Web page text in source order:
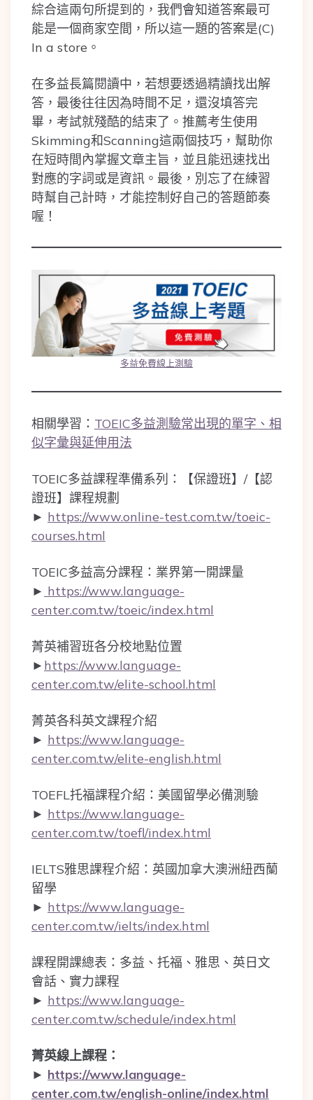
綜合這兩句所提到的，我們會知道答案最可
能是一個商家空間，所以這一題的答案是(C)
In a store。
在多益長篇閱讀中，若想要透過精讀找出解
答，最後往往因為時間不足，還沒填答完
畢，考試就殘酷的結束了。推薦考生使用
Skimming和Scanning這兩個技巧，幫助你
在短時間內掌握文章主旨，並且能迅速找出
對應的字詞或是資訊。最後，別忘了在練習
時幫自己計時，才能控制好自己的答題節奏
喔！
多益免費線上測驗
相關學習： TOEIC多益測驗常出現的單字、相
似字彙與延伸用法
TOEIC多益課程準備系列：【保證班】/【認
證班】課程規劃
► https://www.online-test.com.tw/toeic-
courses.html
TOEIC多益高分課程：業界第一開課量
► https://www.language-
center.com.tw/toeic/index.html
菁英補習班各分校地點位置
► https://www.language-
center.com.tw/elite-school.html
菁英各科英文課程介紹
► https://www.language-
center.com.tw/elite-english.html
TOEFL托福課程介紹：美國留學必備測驗
► https://www.language-
center.com.tw/toefl/index.html
IELTS雅思課程介紹：英國加拿大澳洲紐西蘭
留學
► https://www.language-
center.com.tw/ielts/index.html
課程開課總表：多益、托福、雅思、英日文
會話、實力課程
► https://www.language-
center.com.tw/schedule/index.html
菁英線上課程：
► https://www.language-
center.com.tw/english-online/index.html